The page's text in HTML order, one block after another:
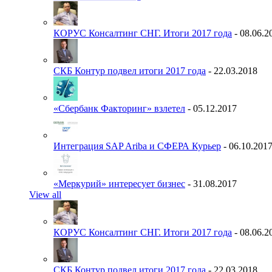
КОРУС Консалтинг СНГ. Итоги 2017 года -
СКБ Контур подвел итоги 2017 года - 22.03.2018
«Сбербанк Факторинг» взлетел - 05.12.2017
Интеграция SAP Ariba и СФЕРА Курьер - 06.10.2017
«Меркурий» интересует бизнес - 31.08.2017
View all
КОРУС Консалтинг СНГ. Итоги 2017 года -